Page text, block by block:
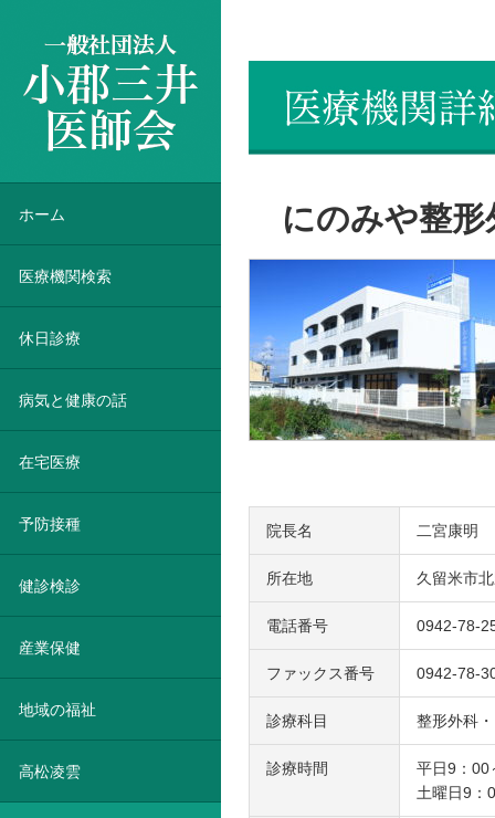
にのみや整形
院長名 二宮康明
所在地 久留米市
電話番号 0942-78-
ファックス番号 0942-78-
診療科目 整形外科
診療時間
平日9：00
土曜日9：
ホーム
医療機関検索
休日診療
病気と健康の話
在宅医療
予防接種
健診検診
産業保健
地域の福祉
高松凌雲